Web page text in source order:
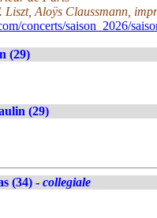
Liszt, Aloÿs Claussmann,
concerts/saison_2026/
(29)
(29)
(34) - collegiale